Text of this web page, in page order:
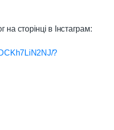
на сторінці в Інстаграм:
?